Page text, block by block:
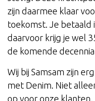
zijn daarmee klaar
toekomst. Je betaald
daarvoor krijg je wel
de komende decennia
Wij bij Samsam zijn
met Denim. Niet
op voor onze